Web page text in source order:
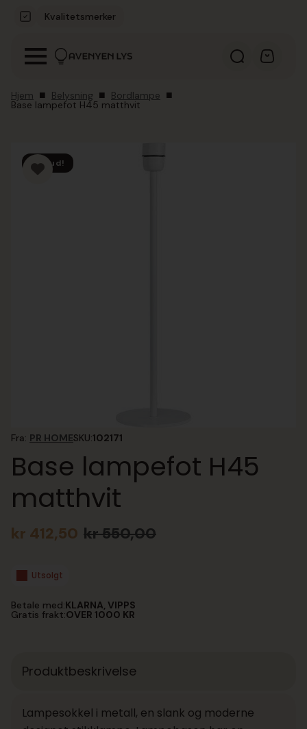
Kvalitetsmerker
Hjem Belysning Bordlampe
Base lampefot H45 matthvit
Tilbud!
Fra: PR HOMESKU:102171
Base lampefot H45
matthvit
kr550,00
Opprinnelig
var:
kr 550,00.
kr 412,50
Nåværende
er:
kr 412,50.
Utsolgt
Betale med:KLARNA, VIPPS
Gratis frakt:OVER 1000 KR
Produktbeskrivelse
Lampesokkel i metall, en slank og moderne